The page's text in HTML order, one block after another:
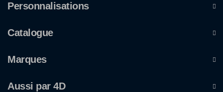
Personnalisations
Catalogue
Marques
Aussi par 4D